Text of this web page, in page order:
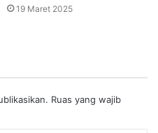
19 Maret 2025
Ruas yang wajib